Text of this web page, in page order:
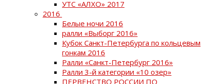
УТС «АЛХО» 2017
2016
Белые ночи 2016
ралли «Выборг 2016»
Кубок Санкт-Петербурга по кольцевым
гонкам 2016
Ралли «Санкт-Петербург 2016»
Ралли 3-й категории «10 озер»
ПЕРВЕНСТВО РОССИИ ПО